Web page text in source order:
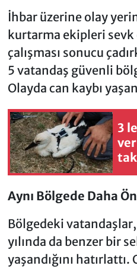
İhbar üzerine olay
kurtarma ekipleri
çalışması sonucu
5 vatandaş güvenli
Olayda can kaybı
3
Aynı Bölgede Daha
Bölgedeki
yılında da benzer bir
yaşandığını hatırlattı.